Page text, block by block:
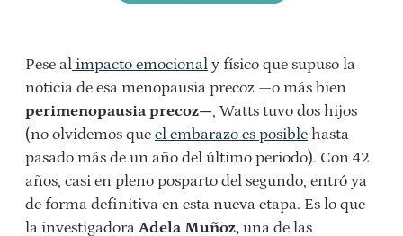
Pese al impacto emocional y físico que supuso la
noticia de esa menopausia precoz —o más bien
perimenopausia precoz—, Watts tuvo dos hijos
(no olvidemos que el embarazo es posible hasta
pasado más de un año del último periodo). Con 42
años, casi en pleno posparto del segundo, entró ya
de forma definitiva en esta nueva etapa. Es lo que
la investigadora Adela Muñoz, una de las